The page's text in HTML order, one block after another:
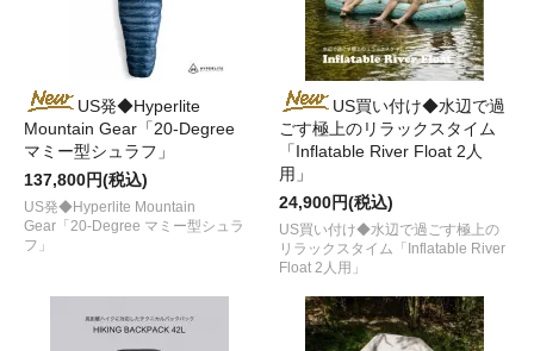
US発◆Hyperlite
Mountain Gear「20-Degree
マミー型シュラフ」
137,800円(税込)
US発◆Hyperlite Mountain
Gear「20-Degree マミー型シュラ
フ」
US買い付け◆水辺で過
ごす極上のリラックスタイム
「Inflatable River Float 2人
用」
24,900円(税込)
US買い付け◆水辺で過ごす極上の
リラックスタイム「Inflatable River
Float 2人用」